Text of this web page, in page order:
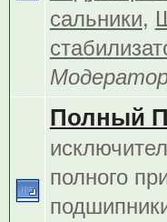
сальники,
Полный
полного